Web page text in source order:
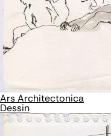
Ars Architectonica
Dessin